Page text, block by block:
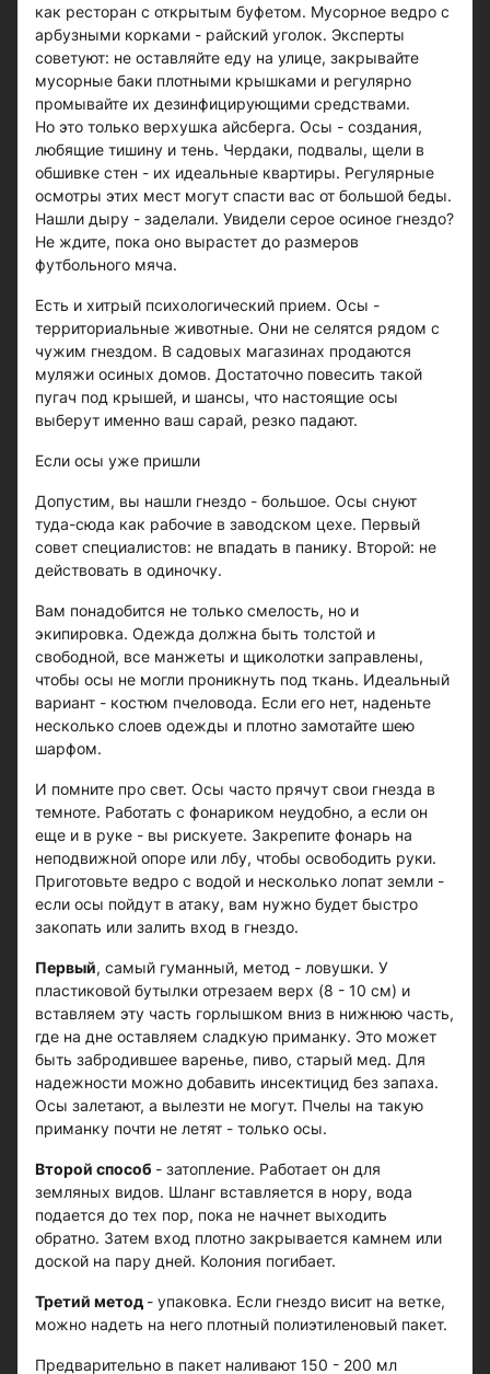
как ресторан с открытым буфетом. Мусорное ведро с
арбузными корками - райский уголок. Эксперты
советуют: не оставляйте еду на улице, закрывайте
мусорные баки плотными крышками и регулярно
промывайте их дезинфицирующими средствами.
Но это только верхушка айсберга. Осы - создания,
любящие тишину и тень. Чердаки, подвалы, щели в
обшивке стен - их идеальные квартиры. Регулярные
осмотры этих мест могут спасти вас от большой беды.
Нашли дыру - заделали. Увидели серое осиное гнездо?
Не ждите, пока оно вырастет до размеров
футбольного мяча.
Есть и хитрый психологический прием. Осы -
территориальные животные. Они не селятся рядом с
чужим гнездом. В садовых магазинах продаются
муляжи осиных домов. Достаточно повесить такой
пугач под крышей, и шансы, что настоящие осы
выберут именно ваш сарай, резко падают.
Если осы уже пришли
Допустим, вы нашли гнездо - большое. Осы снуют
туда-сюда как рабочие в заводском цехе. Первый
совет специалистов: не впадать в панику. Второй: не
действовать в одиночку.
Вам понадобится не только смелость, но и
экипировка. Одежда должна быть толстой и
свободной, все манжеты и щиколотки заправлены,
чтобы осы не могли проникнуть под ткань. Идеальный
вариант - костюм пчеловода. Если его нет, наденьте
несколько слоев одежды и плотно замотайте шею
шарфом.
И помните про свет. Осы часто прячут свои гнезда в
темноте. Работать с фонариком неудобно, а если он
еще и в руке - вы рискуете. Закрепите фонарь на
неподвижной опоре или лбу, чтобы освободить руки.
Приготовьте ведро с водой и несколько лопат земли -
если осы пойдут в атаку, вам нужно будет быстро
закопать или залить вход в гнездо.
Первый, самый гуманный, метод - ловушки. У
пластиковой бутылки отрезаем верх (8 - 10 см) и
вставляем эту часть горлышком вниз в нижнюю часть,
где на дне оставляем сладкую приманку. Это может
быть забродившее варенье, пиво, старый мед. Для
надежности можно добавить инсектицид без запаха.
Осы залетают, а вылезти не могут. Пчелы на такую
приманку почти не летят - только осы.
Второй способ - затопление. Работает он для
земляных видов. Шланг вставляется в нору, вода
подается до тех пор, пока не начнет выходить
обратно. Затем вход плотно закрывается камнем или
доской на пару дней. Колония погибает.
Третий метод - упаковка. Если гнездо висит на ветке,
можно надеть на него плотный полиэтиленовый пакет.
Предварительно в пакет наливают 150 - 200 мл